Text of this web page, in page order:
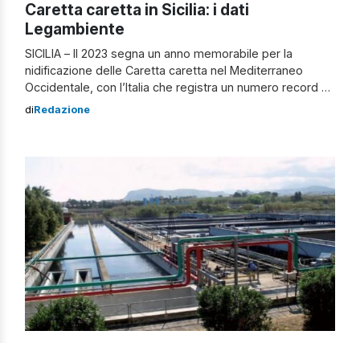
Caretta caretta in Sicilia: i dati
Legambiente
SICILIA – Il 2023 segna un anno memorabile per la
nidificazione delle Caretta caretta nel Mediterraneo
Occidentale, con l’Italia che registra un numero record di
444 nidi. Questa cifra è stata raggiunta grazie
diRedazione